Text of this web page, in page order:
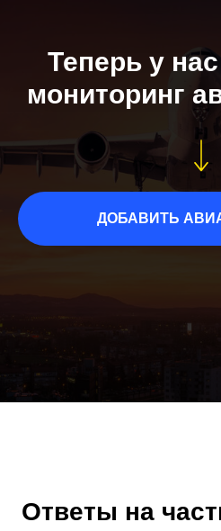
Теперь у
мониторинг
ДОБАВИТЬ
Ответы на